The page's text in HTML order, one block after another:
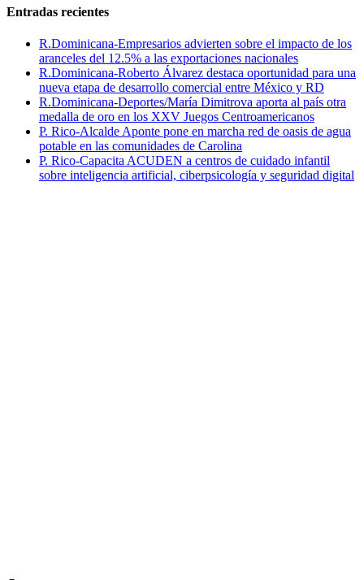
Entradas recientes
R.Dominicana-Empresarios advierten sobre el impacto de los
aranceles del 12.5% a las exportaciones nacionales
R.Dominicana-Roberto Álvarez destaca oportunidad para una
nueva etapa de desarrollo comercial entre México y RD
R.Dominicana-Deportes/María Dimitrova aporta al país otra
medalla de oro en los XXV Juegos Centroamericanos
P. Rico-Alcalde Aponte pone en marcha red de oasis de agua
potable en las comunidades de Carolina
P. Rico-Capacita ACUDEN a centros de cuidado infantil
sobre inteligencia artificial, ciberpsicología y seguridad digital